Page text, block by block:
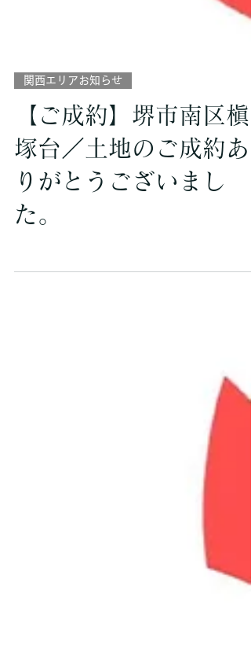
関西エリアお知らせ
【ご成約】堺市南区槇
塚台／土地のご成約あ
りがとうございまし